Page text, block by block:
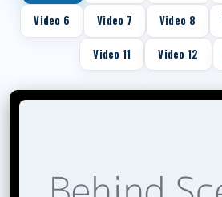
Video 6 Video 7 Video 8
Video 11 Video 12